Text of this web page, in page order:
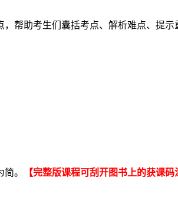
帮助考生们囊括考点、解析难点、提示
。 【完整版课程可刮开图书上的获课码